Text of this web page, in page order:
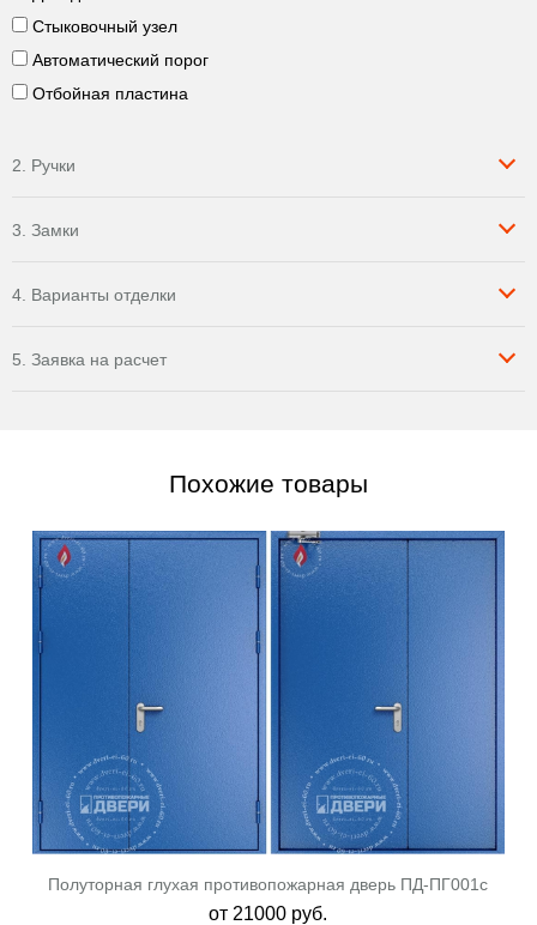
Стыковочный узел
Автоматический порог
Отбойная пластина
2. Ручки
3. Замки
4. Варианты отделки
5. Заявка на расчет
Похожие товары
Полуторная глухая противопожарная дверь ПД-ПГ001c
от 21000 руб.